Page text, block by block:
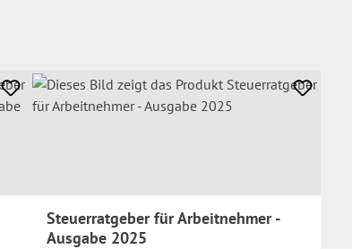
Steuerratgeber für Arbeitnehmer -
Ausgabe 2025